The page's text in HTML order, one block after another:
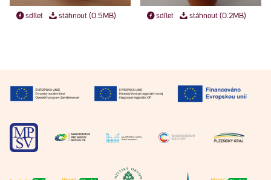
sdílet stáhnout (0.5MB) sdílet stáhnout (0.2MB)